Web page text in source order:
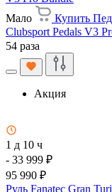
Мало
Купить
Clubsport Pedals V3
54 раза
Акция
1 д 10 ч
- 33 999 ₽
95 990 ₽
Руль Fanatec Gran